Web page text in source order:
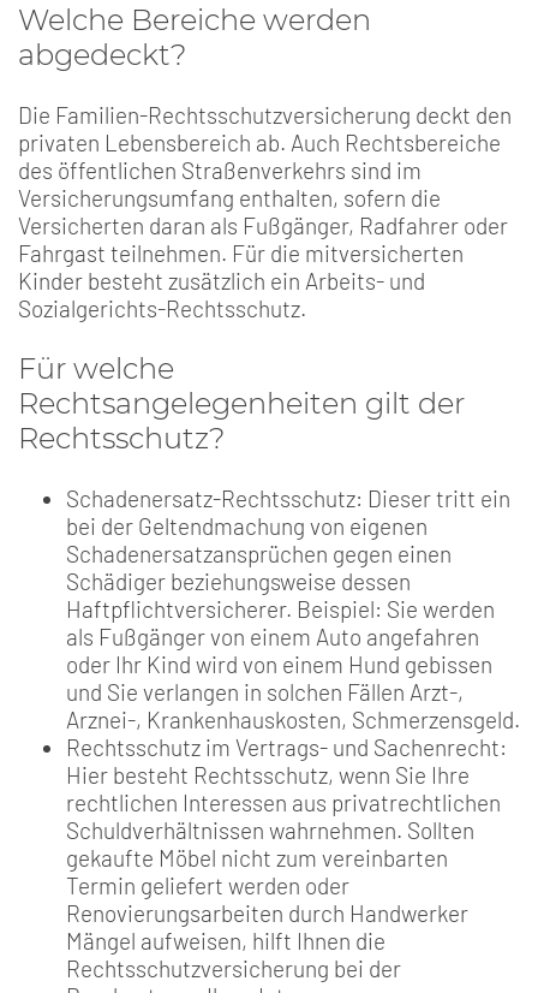
Welche Bereiche werden
abgedeckt?
Die Familien-Rechtsschutzversicherung deckt den
privaten Lebensbereich ab. Auch Rechtsbereiche
des öffentlichen Straßenverkehrs sind im
Versicherungsumfang enthalten, sofern die
Versicherten daran als Fußgänger, Radfahrer oder
Fahrgast teilnehmen. Für die mitversicherten
Kinder besteht zusätzlich ein Arbeits- und
Sozialgerichts-Rechtsschutz.
Für welche
Rechtsangelegenheiten gilt der
Rechtsschutz?
Schadenersatz-Rechtsschutz: Dieser tritt ein
bei der Geltendmachung von eigenen
Schadenersatzansprüchen gegen einen
Schädiger beziehungsweise dessen
Haftpflichtversicherer. Beispiel: Sie werden
als Fußgänger von einem Auto angefahren
oder Ihr Kind wird von einem Hund gebissen
und Sie verlangen in solchen Fällen Arzt-,
Arznei-, Krankenhauskosten, Schmerzensgeld.
Rechtsschutz im Vertrags- und Sachenrecht:
Hier besteht Rechtsschutz, wenn Sie Ihre
rechtlichen Interessen aus privatrechtlichen
Schuldverhältnissen wahrnehmen. Sollten
gekaufte Möbel nicht zum vereinbarten
Termin geliefert werden oder
Renovierungsarbeiten durch Handwerker
Mängel aufweisen, hilft Ihnen die
Rechtsschutzversicherung bei der